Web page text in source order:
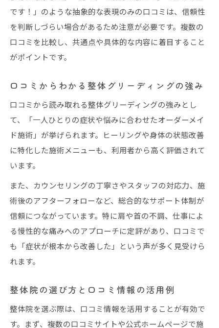
です！」のような抽象的な表現のみの口コミは、信頼性
を判断しづらい場合があるため注意が必要です。複数の
口コミを比較し、共通点や具体的な内容に着目すること
がポイントです。
口コミからわかる整体グリーディングの強み
口コミから読み取れる整体グリーディングの強みとし
て、「一人ひとりの症状や悩みに合わせたオーダーメイ
ド施術」が挙げられます。ヒーリングや身体の状態改善
に特化した施術メニューも、利用者から高く評価されて
います。
また、カウンセリングの丁寧さやスタッフの対応力、施
術後のアフターフォローなど、総合的なサポート体制が
信頼につながっています。特に肩や首の不調、仕事によ
る慢性的な痛みへのアプローチに定評があり、口コミで
も「症状が根本から改善した」という声が多く見受けら
れます。
整体院の選び方と口コミ情報の活用例
整体院を選ぶ際は、口コミ情報を活用することが有効で
す。まず、複数の口コミサイトや公式ホームページで施